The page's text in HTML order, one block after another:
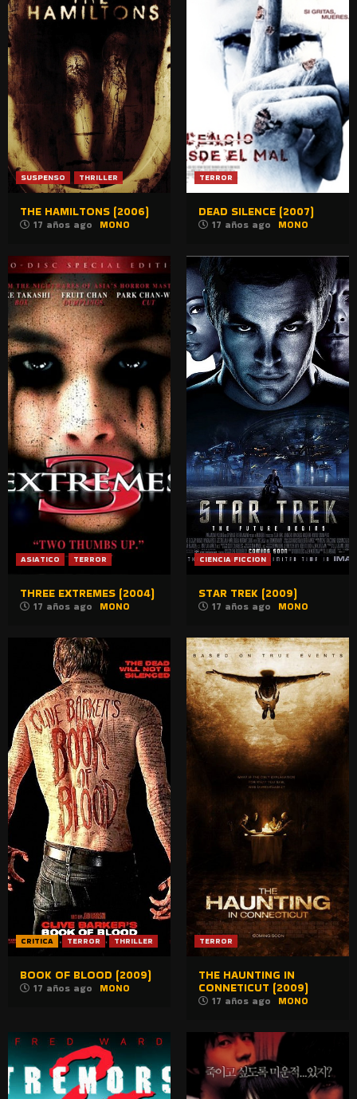
SUSPENSO THRILLER
THE HAMILTONS (2006)
17 años ago MONO
TERROR
DEAD SILENCE (2007)
17 años ago MONO
ASIATICO TERROR
THREE EXTREMES (2004)
17 años ago MONO
CIENCIA FICCION
STAR TREK (2009)
17 años ago MONO
CRITICA TERROR THRILLER
BOOK OF BLOOD (2009)
17 años ago MONO
TERROR
THE HAUNTING IN
CONNETICUT (2009)
17 años ago MONO